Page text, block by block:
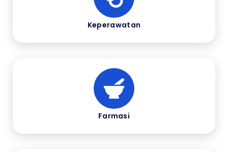
Keperawatan
Farmasi